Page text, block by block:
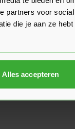
partners voor social
die je aan ze hebt
Alles accepteren